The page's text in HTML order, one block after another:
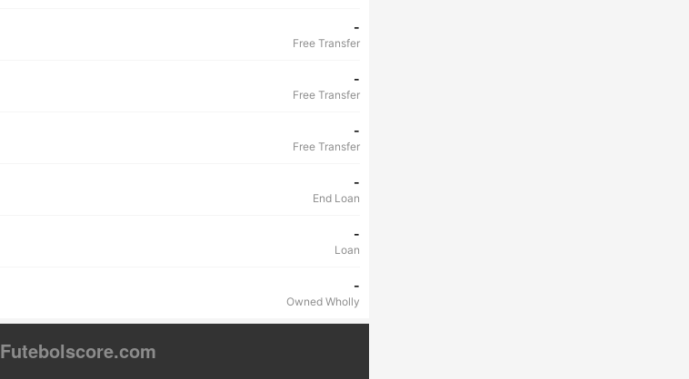
-
Free Transfer
-
Free Transfer
-
Free Transfer
-
End Loan
-
Loan
-
Owned Wholly
Futebolscore.com